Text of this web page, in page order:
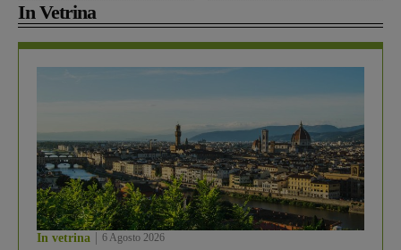
In Vetrina
In vetrina 6 Agosto 2026